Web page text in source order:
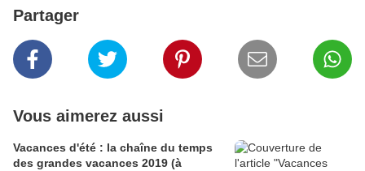
Partager
Vous aimerez aussi
Vacances d'été : la chaîne du temps
des grandes vacances 2019 (à